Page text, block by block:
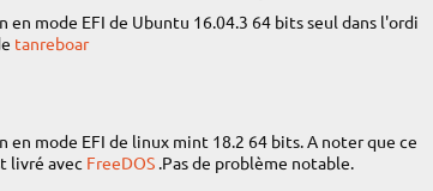
en mode EFI de Ubuntu 16.04.3 64 bits seul dans l'ordi
tanreboar
en mode EFI de linux mint 18.2 64 bits. A noter que ce
livré avec FreeDOS.Pas de problème notable.